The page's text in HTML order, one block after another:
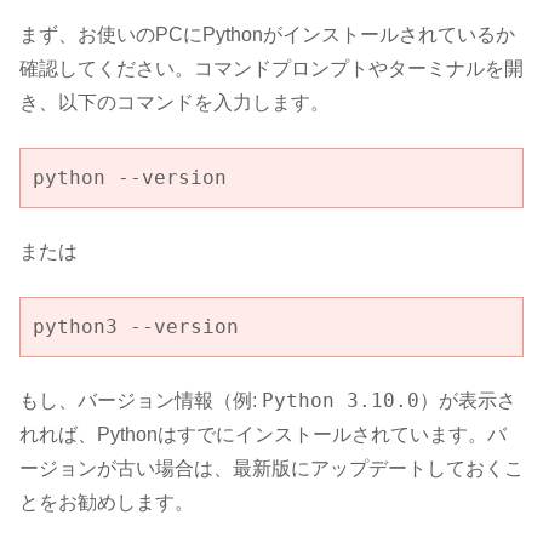
まず、お使いのPCにPythonがインストールされているか
確認してください。コマンドプロンプトやターミナルを開
き、以下のコマンドを入力します。
python --version
または
python3 --version
もし、バージョン情報（例: Python 3.10.0）が表示さ
れれば、Pythonはすでにインストールされています。バ
ージョンが古い場合は、最新版にアップデートしておくこ
とをお勧めします。